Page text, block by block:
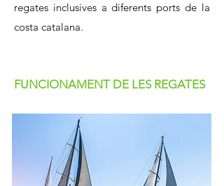
regates inclusives a diferents ports de la
costa catalana.
FUNCIONAMENT DE LES REGATES